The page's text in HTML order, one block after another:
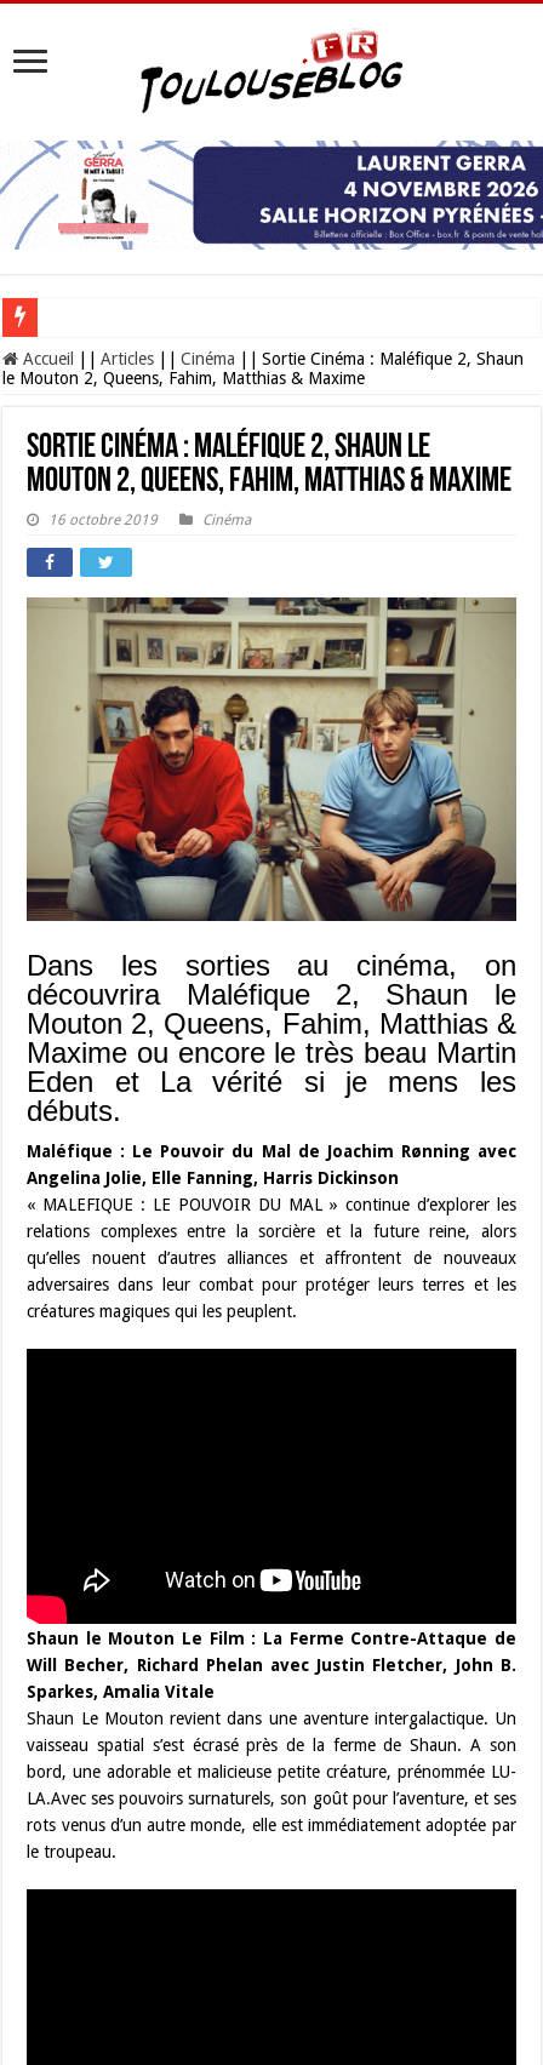
Toulouse Plages 2026 : votre oasis estivale gratuite au bord de la Garonne
Accueil Articles Cinéma
Sortie Cinéma : Maléfique 2, Shaun
le Mouton 2, Queens, Fahim, Matthias & Maxime
Sortie Cinéma : Maléfique 2, Shaun le
Mouton 2, Queens, Fahim, Matthias & Maxime
16 octobre 2019 Cinéma
Dans les sorties au cinéma, on
découvrira Maléfique 2, Shaun le
Mouton 2, Queens, Fahim, Matthias &
Maxime ou encore le très beau Martin
Eden et La vérité si je mens les
débuts.
Maléfique : Le Pouvoir du Mal de Joachim Rønning avec
Angelina Jolie, Elle Fanning, Harris Dickinson
« MALEFIQUE : LE POUVOIR DU MAL » continue d’explorer les
relations complexes entre la sorcière et la future reine, alors
qu’elles nouent d’autres alliances et affrontent de nouveaux
adversaires dans leur combat pour protéger leurs terres et les
créatures magiques qui les peuplent.
Shaun le Mouton Le Film : La Ferme Contre-Attaque de
Will Becher, Richard Phelan avec Justin Fletcher, John B.
Sparkes, Amalia Vitale
Shaun Le Mouton revient dans une aventure intergalactique. Un
vaisseau spatial s’est écrasé près de la ferme de Shaun. A son
bord, une adorable et malicieuse petite créature, prénommée LU-
LA.Avec ses pouvoirs surnaturels, son goût pour l’aventure, et ses
rots venus d’un autre monde, elle est immédiatement adoptée par
le troupeau.